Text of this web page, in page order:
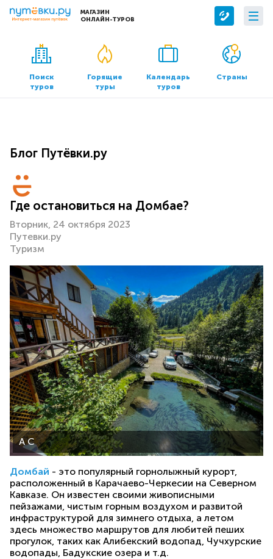
МАГАЗИН
ОНЛАЙН-ТУРОВ
Сервисы
Бронирование отелей
Трансфер
О компании
О нас
Контакты
Офисы продаж
Поиск
туров
Горящие
туры
Календарь
туров
Страны
Блог Путёвки.ру
Где остановиться на Домбае?
Вторник, 24 октября 2023
Путевки.ру
Туризм
А С
Домбай - это популярный горнолыжный курорт,
расположенный в Карачаево-Черкесии на Северном
Кавказе. Он известен своими живописными
пейзажами, чистым горным воздухом и развитой
инфраструктурой для зимнего отдыха, а летом
здесь множество маршрутов для любитей пеших
прогулок, таких как Алибекский водопад, Чучхурские
водопады, Бадукские озера и т.д.